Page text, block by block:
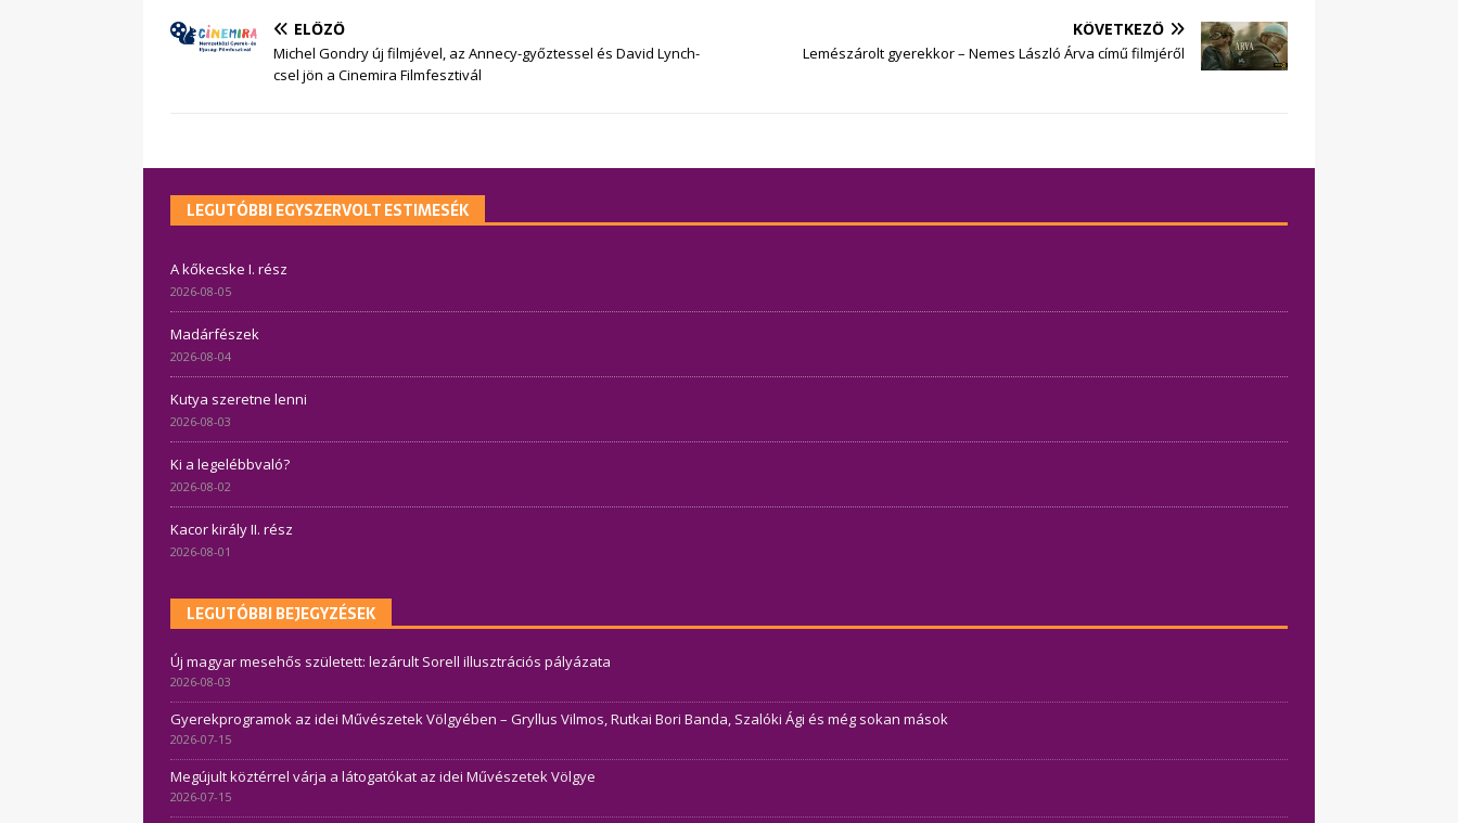
ELŐZŐ
Michel Gondry új filmjével, az Annecy-győztessel és David Lynch-
csel jön a Cinemira Filmfesztivál
KÖVETKEZŐ
Lemészárolt gyerekkor – Nemes László Árva című filmjéről
LEGUTÓBBI EGYSZERVOLT ESTIMESÉK
A kőkecske I. rész
2026-08-05
Madárfészek
2026-08-04
Kutya szeretne lenni
2026-08-03
Ki a legelébbvaló?
2026-08-02
Kacor király II. rész
2026-08-01
LEGUTÓBBI BEJEGYZÉSEK
Új magyar mesehős született: lezárult Sorell illusztrációs pályázata
2026-08-03
Gyerekprogramok az idei Művészetek Völgyében – Gryllus Vilmos, Rutkai Bori Banda, Szalóki Ági és még sokan mások
2026-07-15
Megújult köztérrel várja a látogatókat az idei Művészetek Völgye
2026-07-15